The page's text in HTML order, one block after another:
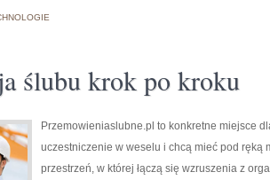
ślubu krok po kroku
Przemowieniaslubne.pl to konkretne miejsce
uczestniczenie w weselu i chcą mieć pod ręką
przestrzeń, w której łączą się wzruszenia z